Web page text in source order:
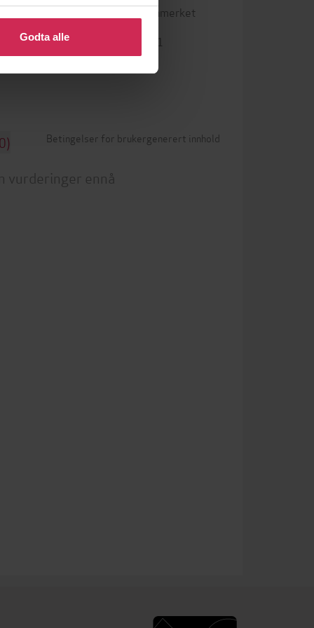
eller endre ditt samtykke.
Godta alle
Vannmerket
ISBN 9788202422141
Betingelser for brukergenerert innhold
vurderinger ennå